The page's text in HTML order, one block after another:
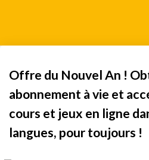
Offre du Nouvel An !
abonnement à vie et
cours et jeux en ligne
langues, pour toujours !